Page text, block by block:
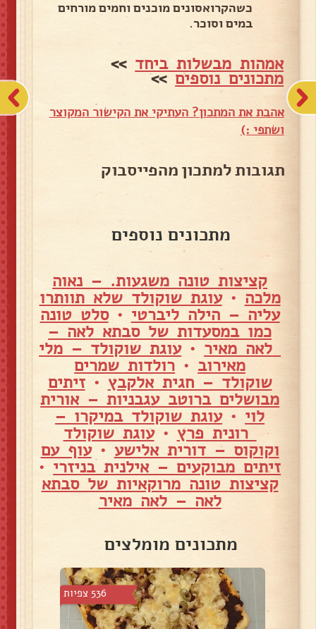
כשהקרואסונים מוכנים וחמים מורחים
במים וסוכר.
אמהות מבשלות ביחד >>
מתכונים נוספים>>
אהבת את המתכון? העתיקי את הקישור המקוצר
ושתפי :)
תגובות למתכון מהפייסבוק
מתכונים נוספים
קציצות טונה משגעות. – נאוה
מלכה •עוגת שוקולד שלא תוותרו
עליה – הילה ליברטי •סלט טונה
כמו במסעדות של סבתא לאה –
לאה מאיר •עוגת שוקולד – מלי
מאירוב • רולדות שמרים
שוקולד – חגית אלקבץ •זיתים
מבושלים ברוטב עגבניות – אורית
לוי •עוגת שוקולד במיקרו –
רונית פרץ •עוגת שוקולד
וקוקוס – דורית אלישע •עוף עם
זיתים מבוקעים – אילנית בניזרי •
קציצות טונה מרוקאיות של סבתא
לאה – לאה מאיר
מתכונים מומלצים
536 צפיות